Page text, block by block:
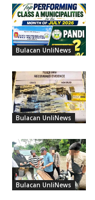
Bulacan UnliNews
Bulacan UnliNews
Bulacan UnliNews